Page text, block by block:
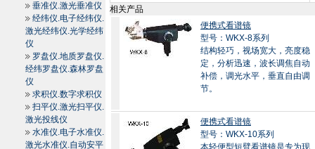
垂准仪.激光垂准仪
经纬仪.电子经纬仪.
激光经纬仪.光学经纬
仪
罗盘仪.地质罗盘仪.
经纬罗盘仪.森林罗盘
仪
求积仪.数字求积仪
扫平仪.激光扫平仪.
激光投线仪
水准仪.电子水准仪.
激光水准仪.自动安平
相关产品
便携式看谱镜
型号：WKX-8系列
结构轻巧，视场宽大，亮度稳
定，分析迅速，波长调焦自动
补偿，调光水平，垂直自由调
节。
便携式看谱镜
型号：WKX-10系列
本轻便型短臂看谱镜是专为现